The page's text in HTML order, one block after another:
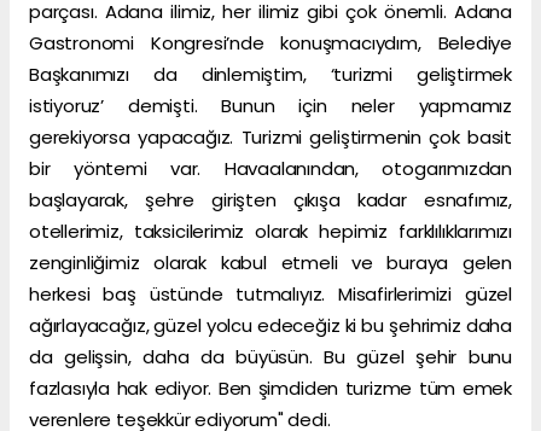
parçası. Adana ilimiz, her ilimiz gibi çok önemli. Adana
Gastronomi Kongresi’nde konuşmacıydım, Belediye
Başkanımızı da dinlemiştim, ‘turizmi geliştirmek
istiyoruz’ demişti. Bunun için neler yapmamız
gerekiyorsa yapacağız. Turizmi geliştirmenin çok basit
bir yöntemi var. Havaalanından, otogarımızdan
başlayarak, şehre girişten çıkışa kadar esnafımız,
otellerimiz, taksicilerimiz olarak hepimiz farklılıklarımızı
zenginliğimiz olarak kabul etmeli ve buraya gelen
herkesi baş üstünde tutmalıyız. Misafirlerimizi güzel
ağırlayacağız, güzel yolcu edeceğiz ki bu şehrimiz daha
da gelişsin, daha da büyüsün. Bu güzel şehir bunu
fazlasıyla hak ediyor. Ben şimdiden turizme tüm emek
verenlere teşekkür ediyorum" dedi.